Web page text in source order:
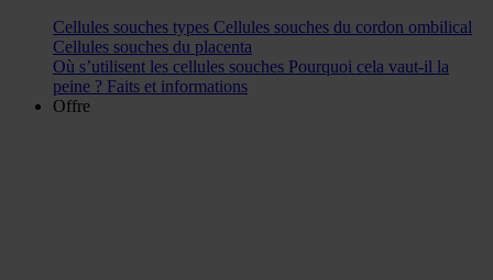
Cellules souches types Cellules souches du cordon ombilical
Cellules souches du placenta
Où s’utilisent les cellules souches Pourquoi cela vaut-il la
peine ? Faits et informations
Offre